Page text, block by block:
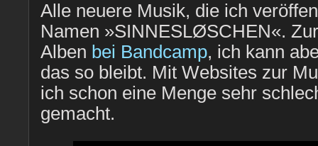
Alle neuere Musik, die ich
Namen »SINNESLØSCHEN«.
Alben bei Bandcamp, ich kann
das so bleibt. Mit Websites zur
ich schon eine Menge sehr
gemacht.